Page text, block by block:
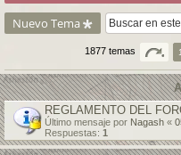
Nuevo Tema
1877 temas 1
REGLAMENTO DEL
Último mensaje por Nagash «
Respuestas: 1